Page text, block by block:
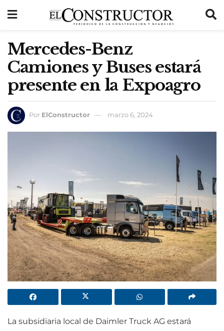
Mercedes-Benz
Camiones y Buses estará
presente en la Expoagro
Por ElConstructor marzo 6, 2024
La subsidiaria local de Daimler Truck AG estará